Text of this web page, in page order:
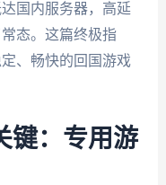
国内服务器，高延
态。这篇终极指
、畅快的回国游戏
键：专用游